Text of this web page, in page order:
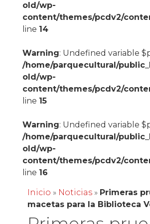
old/wp-
content/themes/pcdv2/
line 14
Warning: Undefined variable
/home/parquecultural/
old/wp-
content/themes/pcdv2/
line 15
Warning: Undefined variable
/home/parquecultural/
old/wp-
content/themes/pcdv2/
line 16
Inicio » Noticias» Primeras
macetas para la Biblioteca